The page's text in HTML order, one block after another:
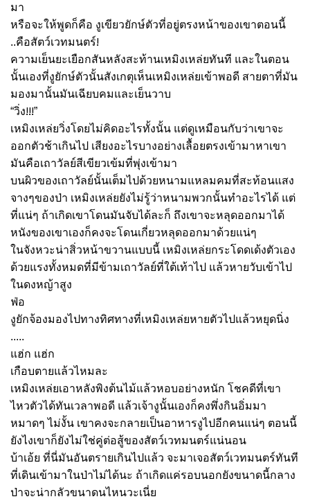
มา
หรือจะให้พูดก็คือ งูเขียวยักษ์ตัวที่อยู่ตรงหน้าของเขาตอนนี้
..คือสัตว์เวทมนตร์!
ความเย็นยะเยือกสันหลังสะท้านเหมิงเหล่ยทันที และในตอน
นั้นเองที่งูยักษ์ตัวนั้นสังเกตุเห็นเหมิงเหล่ยเข้าพอดี สายตาที่มัน
มองมานั้นมันเฉียบคมและเย็นวาบ
“วิ่ง!!!”
เหมิงเหล่ยวิ่งโดยไม่คิดอะไรทั้งนั้น แต่ดูเหมือนกับว่าเขาจะ
ออกตัวช้าเกินไป เสียงอะไรบางอย่างเลื้อยตรงเข้ามาหาเขา
มันคือเถาวัลย์สีเขียวเข้มที่พุ่งเข้ามา
บนผิวของเถาวัลย์นั้นเต็มไปด้วยหนามแหลมคมที่สะท้อนแสง
จางๆของป่า เหมิงเหล่ยยังไม่รู้ว่าหนามพวกนั้นทำอะไรได้ แต่
ที่แน่ๆ ถ้าเกิดเขาโดนมันจับได้ละก็ ถึงเขาจะหลุดออกมาได้
หนังของเขาเองก็คงจะโดนเกี่ยวหลุดออกมาด้วยแน่ๆ
ในจังหวะน่าสิ่วหน้าขวานแบบนี้ เหมิงเหล่ยกระโดดเด้งตัวเอง
ด้วยแรงทั้งหมดที่มีข้ามเถาวัลย์ที่ใต้เท้าไป แล้วหายวับเข้าไป
ในดงหญ้าสูง
ฟ่อ
งูยักจ้องมองไปทางทิศทางที่เหมิงเหล่ยหายตัวไปแล้วหยุดนิ่ง
.....
แฮ่ก แฮ่ก
เกือบตายแล้วไหมละ
เหมิงเหล่ยเอาหลังพิงต้นไม้แล้วหอบอย่างหนัก โชคดีที่เขา
ไหวตัวได้ทันเวลาพอดี แล้วเจ้างูนั้นเองก็คงพึ่งกินอิ่มมา
หมาดๆ ไม่งั้น เขาคงจะกลายเป็นอาหารงูไปอีกคนแน่ๆ ตอนนี้
ยังไงเขาก็ยังไม่ใช่คู่ต่อสู้ของสัตว์เวทมนตร์แน่นอน
บ้าเอ้ย ที่นี่มันอันตรายเกินไปแล้ว จะมาเจอสัตว์เวทมนตร์ทันที
ที่เดินเข้ามาในป่าไม่ได้นะ ถ้าเกิดแค่รอบนอกยังขนาดนี้กลาง
ป่าจะน่ากลัวขนาดนไหนวะเนี่ย